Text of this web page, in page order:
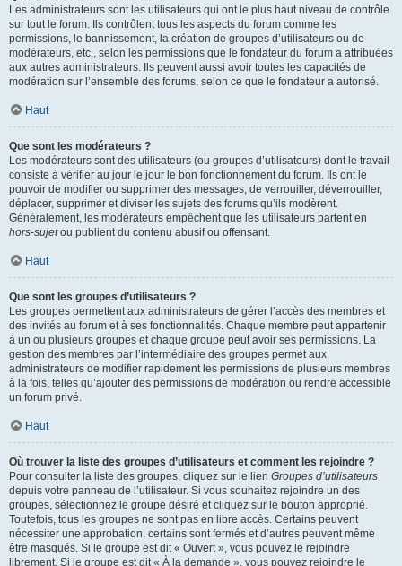
Les administrateurs sont les utilisateurs qui ont le plus haut niveau de contrôle
sur tout le forum. Ils contrôlent tous les aspects du forum comme les
permissions, le bannissement, la création de groupes d’utilisateurs ou de
modérateurs, etc., selon les permissions que le fondateur du forum a attribuées
aux autres administrateurs. Ils peuvent aussi avoir toutes les capacités de
modération sur l’ensemble des forums, selon ce que le fondateur a autorisé.
Haut
Que sont les modérateurs ?
Les modérateurs sont des utilisateurs (ou groupes d’utilisateurs) dont le travail
consiste à vérifier au jour le jour le bon fonctionnement du forum. Ils ont le
pouvoir de modifier ou supprimer des messages, de verrouiller, déverrouiller,
déplacer, supprimer et diviser les sujets des forums qu’ils modèrent.
Généralement, les modérateurs empêchent que les utilisateurs partent en
hors-sujetou publient du contenu abusif ou offensant.
Haut
Que sont les groupes d’utilisateurs ?
Les groupes permettent aux administrateurs de gérer l’accès des membres et
des invités au forum et à ses fonctionnalités. Chaque membre peut appartenir
à un ou plusieurs groupes et chaque groupe peut avoir ses permissions. La
gestion des membres par l’intermédiaire des groupes permet aux
administrateurs de modifier rapidement les permissions de plusieurs membres
à la fois, telles qu’ajouter des permissions de modération ou rendre accessible
un forum privé.
Haut
Où trouver la liste des groupes d’utilisateurs et comment les rejoindre ?
Pour consulter la liste des groupes, cliquez sur le lien Groupes d’utilisateurs
depuis votre panneau de l’utilisateur. Si vous souhaitez rejoindre un des
groupes, sélectionnez le groupe désiré et cliquez sur le bouton approprié.
Toutefois, tous les groupes ne sont pas en libre accès. Certains peuvent
nécessiter une approbation, certains sont fermés et d’autres peuvent même
être masqués. Si le groupe est dit « Ouvert », vous pouvez le rejoindre
librement. Si le groupe est dit « À la demande », vous pouvez rejoindre le